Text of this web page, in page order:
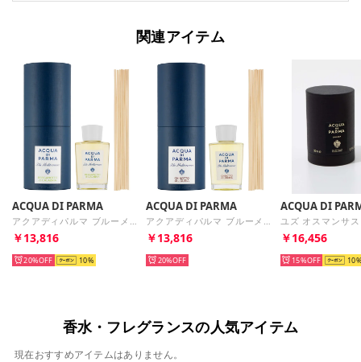
関連アイテム
ACQUA DI PARMA
アクアディパルマ ブルーメディテラネオ ルームディフューザー 180mL 【返品不可商品】 （2.ベルガモットディカラブリア）
￥13,816
20% 10
ACQUA DI PARMA
アクアディパルマ ブルーメディテラネオ ルームディフューザー 180mL 【返品不可商品】 （3.キノットディリグーリア）
￥13,816
20%
ACQUA DI
￥16,456
15% 10
香水・フレグランスの人気アイテム
現在おすすめアイテムはありません。